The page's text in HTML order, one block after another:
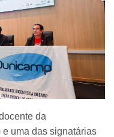
da
uma das signatárias